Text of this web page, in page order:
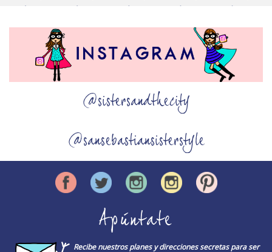
@sistersandthecity
@sansebastiansisterstyle
Apúntate
Recibe nuestros planes y direcciones secretas para ser